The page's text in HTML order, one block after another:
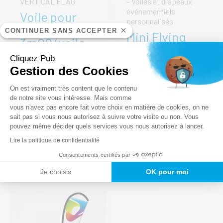
CONTINUER SANS ACCEPTER
Cliquez Pub
Gestion des Cookies
Plateforme de Gestion du
On est vraiment très content que le contenu
de notre site vous intéresse. Mais comme
vous n'avez pas encore fait votre choix en matière de cookies, on ne
sait pas si vous nous autorisez à suivre votre visite ou non. Vous
pouvez même décider quels services vous nous autorisez à lancer.
Lire la politique de confidentialité
Consentements certifiés par
Je choisis OK pour moi
Axeptio consent
Voile pour
Vertical Flag
3m00 (voile
seule)
74,00€
154,00€ Plage
de
prix :
74,00 €
à
154,00 €
HT
CHOIX DES
OPTIONS
Ce
produit
plusieurs
variations.
événementiels
personnalisés
Mini Flying
Flag
d’intérieur
1m40
45,00
65,00€ Plage
de
prix :
65,00 €
HT